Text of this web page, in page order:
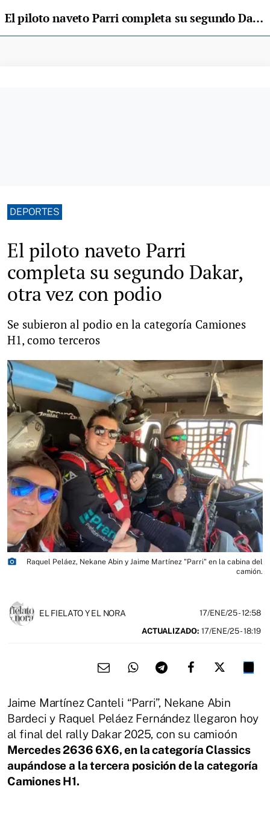
El piloto naveto Parri completa su segundo Dakar, otra vez con podio
DEPORTES
El piloto naveto Parri
completa su segundo Dakar,
otra vez con podio
Se subieron al podio en la categoría Camiones
H1, como terceros
photo_camera
Raquel Peláez, Nekane Abin y Jaime Martínez "Parri" en la cabina del
camión.
EL FIELATO Y EL NORA 17/ENE/25- 12:58
ACTUALIZADO: 17/ENE/25 - 18:19
Jaime Martínez Canteli “Parri”, Nekane Abin
Bardeci y Raquel Peláez Fernández llegaron hoy
al final del rally Dakar 2025, con su camioón
Mercedes2636 6X6, en la categoría Classics
aupándose a la tercera posición de la categoría
Camiones H1.